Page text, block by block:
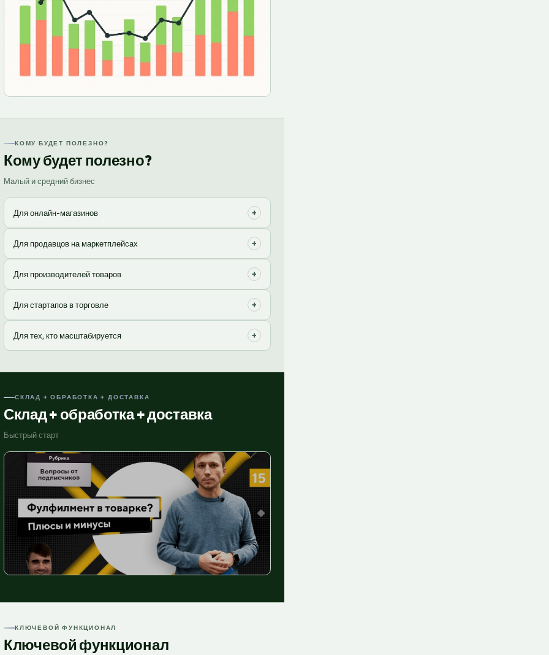
КОМУ БУДЕТ ПОЛЕЗНО?
Кому будет полезно?
Малый и средний бизнес
Для онлайн-магазинов +
Сосредоточьтесь на продажах, не беспокоясь о рутине.
Для продавцов на маркетплейсах +
повысить рейтинг и удовлетворенность покупателей.
Для производителей товаров +
продукции конечному потребителю или дистрибьюторам.
Для стартапов в торговле +
складскую инфраструктуру и персонал.
Для тех, кто масштабируется +
расширения географии доставки.
СКЛАД + ОБРАБОТКА + ДОСТАВКА
Склад + обработка + доставка
Быстрый старт
КЛЮЧЕВОЙ ФУНКЦИОНАЛ
Ключевой функционал